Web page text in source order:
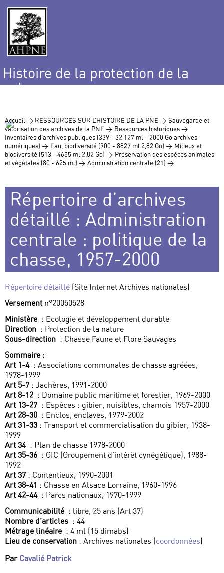
Histoire de la protection de la
nature
Accueil > RESSOURCES SUR L’HISTOIRE DE LA PNE > Sauvegarde et
valorisation des archives de la PNE > Ressources historiques >
Inventaires d’archives publiques (339 - 32 127 ml - 2000 Go archives
numériques) > Eau, biodiversité (900 - 8827 ml 2,82 Go) > Milieux et
biodiversité (513 - 4655 ml 2,82 Go) > Préservation des espèces animales
et végétales (80 - 625 ml) > Administration centrale (21) >
Répertoire d’archives
détaillé : Administration
centrale : politique de la
chasse, 1957-2000
Répertoire détaillé (Site Internet Archives nationales)
Versement n°20050528
Ministère : Ecologie et développement durable
Direction : Protection de la nature
Sous-direction : Chasse Faune et Flore Sauvages
Sommaire :
Art 1-4 : Associations communales de chasse agréées,
1978-1999
Art 5-7: Jachères, 1991-2000
Art 8-12 : Domaine public maritime et forestier, 1969-2000
Art 13-27 : Espèces : gibier, nuisibles, chamois 1957-2000
Art 28-30 : Enclos, enclaves, 1979-2002
Art 31-33 : Transport et commercialisation du gibier, 1938-
1999
Art 34 : Plan de chasse 1978-2000
Art 35-36 : GIC (Groupement d’intérêt cynégétique), 1988-
1992
Art 37: Contentieux, 1990-2001
Art 38-41 : Chasse en Alsace Lorraine, 1960-1996
Art 42-44 : Parcs nationaux, 1970-1999
Communicabilité : libre, 25 ans (Art 37)
Nombre d’articles : 44
Métrage linéaire : 4 ml (15 dimabs)
Lieu de conservation : Archives nationales (coordonnées)
Par Cavalié Patrick